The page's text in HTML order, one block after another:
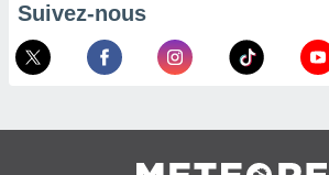
Suivez-nous